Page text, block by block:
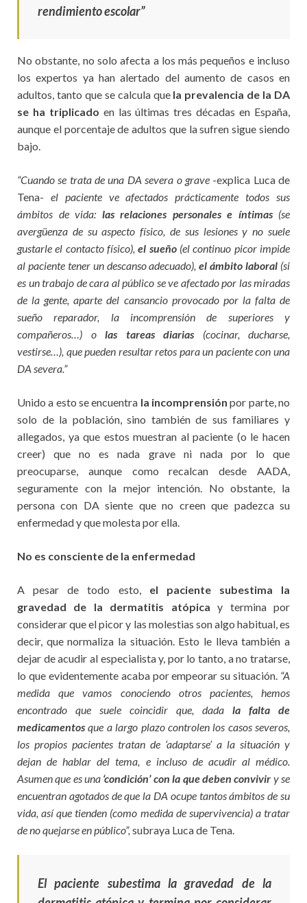
rendimiento escolar”
No obstante, no solo afecta a los más pequeños e incluso
los expertos ya han alertado del aumento de casos en
adultos, tanto que se calcula que la prevalencia de la DA
se ha triplicado en las últimas tres décadas en España,
aunque el porcentaje de adultos que la sufren sigue siendo
bajo.
“Cuando se trata de una DA severa o grave -explica Luca de
Tena- el paciente ve afectados prácticamente todos sus
ámbitos de vida: las relaciones personales e íntimas(se
avergüenza de su aspecto físico, de sus lesiones y no suele
gustarle el contacto físico),el sueño(el continuo picor impide
al paciente tener un descanso adecuado),el ámbito laboral (si
es un trabajo de cara al público se ve afectado por las miradas
de la gente, aparte del cansancio provocado por la falta de
sueño reparador, la incomprensión de superiores y
compañeros…) o las tareas diarias (cocinar, ducharse,
vestirse…), que pueden resultar retos para un paciente con una
DA severa.”
Unido a esto se encuentra la incomprensión por parte, no
solo de la población, sino también de sus familiares y
allegados, ya que estos muestran al paciente (o le hacen
creer) que no es nada grave ni nada por lo que
preocuparse, aunque como recalcan desde AADA,
seguramente con la mejor intención. No obstante, la
persona con DA siente que no creen que padezca su
enfermedad y que molesta por ella.
No es consciente de la enfermedad
A pesar de todo esto, el paciente subestima la
gravedad de la dermatitis atópica y termina por
considerar que el picor y las molestias son algo habitual, es
decir, que normaliza la situación. Esto le lleva también a
dejar de acudir al especialista y, por lo tanto, a no tratarse,
lo que evidentemente acaba por empeorar su situación. “A
medida que vamos conociendo otros pacientes, hemos
encontrado que suele coincidir que, dada la falta de
medicamentos que a largo plazo controlen los casos severos,
los propios pacientes tratan de ‘adaptarse’ a la situación y
dejan de hablar del tema, e incluso de acudir al médico.
Asumen que es una ‘condición’ con la que deben convivir y se
encuentran agotados de que la DA ocupe tantos ámbitos de su
vida, así que tienden (como medida de supervivencia) a tratar
de no quejarse en público”, subraya Luca de Tena.
El paciente subestima la gravedad de la